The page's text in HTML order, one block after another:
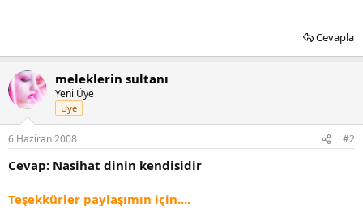
Cevapla
meleklerin sultanı
Yeni Üye
Üye
6 Haziran 2008 #2
Cevap: Nasihat dinin kendisidir
Teşekkürler paylaşımın için....